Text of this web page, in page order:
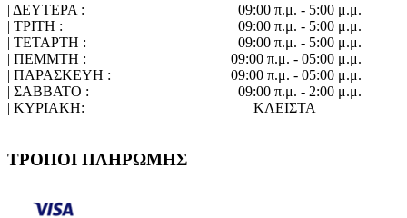
| ΔΕΥΤΕΡΑ :
09:00 π.μ. - 5:00 μ.μ.
| ΤΡΙΤΗ :
09:00 π.μ. - 5:00 μ.μ.
| ΤΕΤΑΡΤΗ :
09:00 π.μ. - 5:00 μ.μ.
| ΠΕΜΜΤΗ :
09:00 π.μ. - 05:00 μ.μ.
| ΠΑΡΑΣΚΕΥΗ :
09:00 π.μ. - 05:00 μ.μ.
| ΣΑΒΒΑΤΟ :
09:00 π.μ. - 2:00 μ.μ.
| ΚΥΡΙΑΚΗ:
ΚΛΕΙΣΤΑ
ΤΡΟΠΟΙ ΠΛΗΡΩΜΗΣ